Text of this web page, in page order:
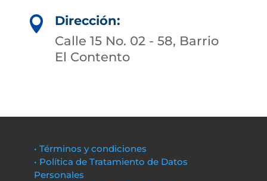

Dirección:
Calle 15 No. 02 - 58, Barrio
El Contento
• Términos y condiciones
• Política de Tratamiento de Datos
Personales